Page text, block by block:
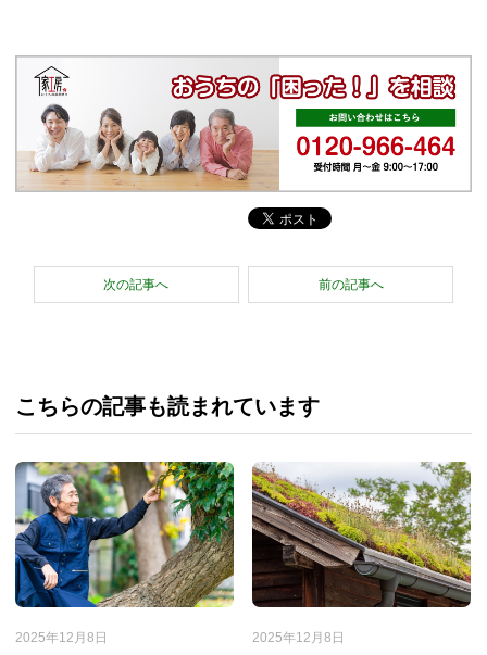
次の記事へ 前の記事へ
こちらの記事も読まれています
2025年12月8日 2025年12月8日